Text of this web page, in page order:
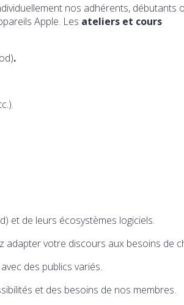
nos adhérents, débutants
Apple. Les ateliers et cours
.
et de leurs écosystèmes logiciels.
adapter votre discours aux besoins de
des publics variés.
et des besoins de nos membres.